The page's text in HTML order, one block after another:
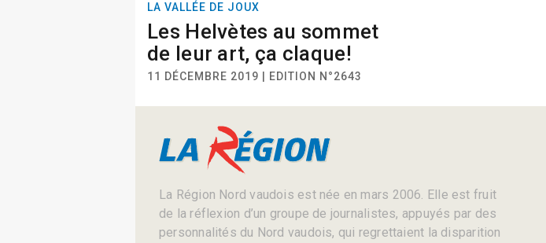
LA VALLÉE DE JOUX
Les Helvètes au sommet
de leur art, ça claque!
11 DÉCEMBRE 2019 | EDITION N°2643
La Région Nord vaudois est née en mars 2006. Elle est fruit
de la réflexion d’un groupe de journalistes, appuyés par des
personnalités du Nord vaudois, qui regrettaient la disparition